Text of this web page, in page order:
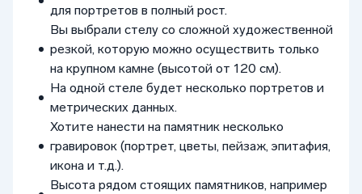
для портретов в полный рост.
Вы выбрали стелу со сложной художественной
резкой, которую можно осуществить только
на крупном камне (высотой от 120 см).
На одной стеле будет несколько портретов и
метрических данных.
Хотите нанести на памятник несколько
гравировок (портрет, цветы, пейзаж, эпитафия,
икона и т.д.).
Высота рядом стоящих памятников, например